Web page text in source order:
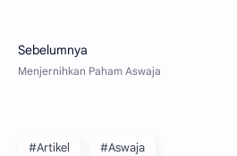
#Artikel #Aswaja